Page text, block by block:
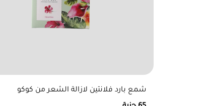
شمع بارد فلانتين لازالة الشعر من كوكو